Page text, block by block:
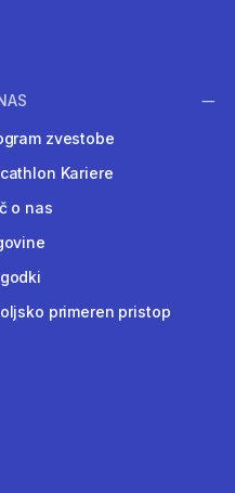
zvestobe
Kariere
o nas
primeren pristop